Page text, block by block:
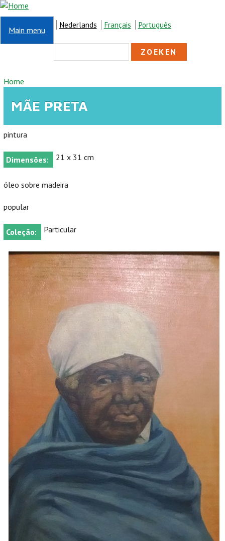
Overslaan en naar de inhoud gaan
Main menu
Nederlands Français Português
ZOEKVELD
U BENT HIER
Home
MÃE PRETA
pintura
Dimensões: 21 x 31 cm
óleo sobre madeira
popular
Coleção: Particular